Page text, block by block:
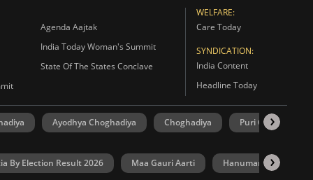
Agenda Aajtak
India Today Woman's Summit
State Of The States Conclave
WELFARE:
Care Today
SYNDICATION:
India Content
Headline Today
Ayodhya Choghadiya Choghadiya Puri Choghadiya
By Election Result 2026 Maa Gauri Aarti Hanuman Chalisa